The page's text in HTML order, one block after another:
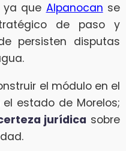
ya que Alpanocan se
de paso y
persisten disputas
el módulo en el
estado de Morelos;
jurídica sobre